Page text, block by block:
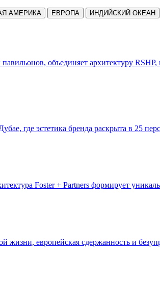
АМЕРИКА ЕВРОПА ИНДИЙСКИЙ ОКЕАН
объединяет архитектуру
где эстетика бренда раскрыта в 25
Foster + Partners формирует
жизни, европейская сдержанность и